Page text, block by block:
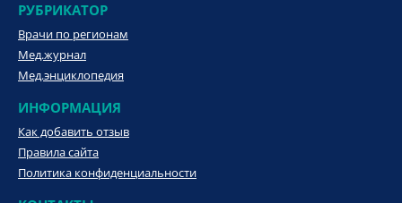
РУБРИКАТОР
Врачи по регионам
Мед.журнал
Мед.энциклопедия
ИНФОРМАЦИЯ
Как добавить отзыв
Правила сайта
Политика конфиденциальности